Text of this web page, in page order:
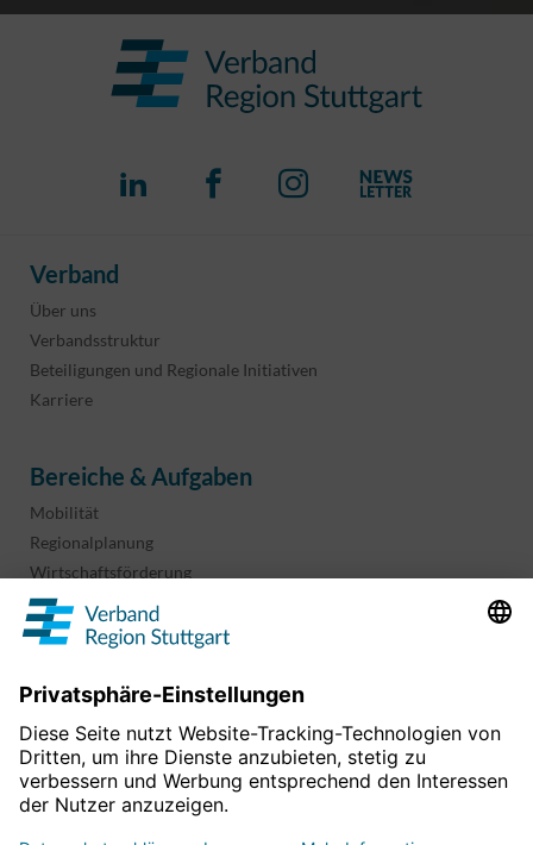
Verband
Über uns
Verbandsstruktur
Beteiligungen und Regionale Initiativen
Karriere
Bereiche & Aufgaben
Mobilität
Regionalplanung
Wirtschaftsförderung
Sport und Kultur
Projekte & Programme
Informationen & Downloads